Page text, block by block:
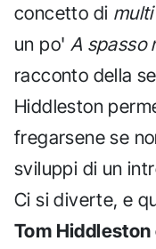
concetto di
un po' A spasso
racconto della
Hiddleston
fregarsene se
sviluppi di un
Ci si diverte, e
Tom